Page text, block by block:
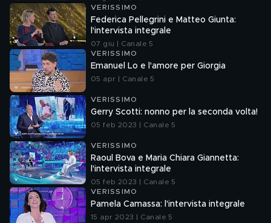
VERISSIMO
Federica Pellegrini e Matteo Giunta:
l'intervista integrale
07 giu | Canale 5
VERISSIMO
Emanuel Lo e l'amore per Giorgia
05 apr | Canale 5
VERISSIMO
Gerry Scotti: nonno per la seconda volta!
05 feb 2023 | Canale 5
VERISSIMO
Raoul Bova e Maria Chiara Giannetta:
l'intervista integrale
05 feb 2023 | Canale 5
VERISSIMO
Pamela Camassa: l'intervista integrale
15 apr 2023 | Canale 5